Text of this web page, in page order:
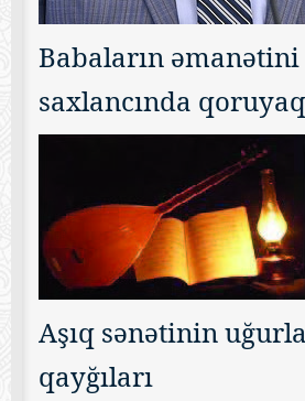
Babaların
saxlancında qoruyaq
Aşıq sənətinin
qayğıları